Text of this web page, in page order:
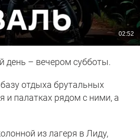
день – вечером субботы.
отдыха брутальных
и палатках рядом с ними, а
из лагеря в Лиду,